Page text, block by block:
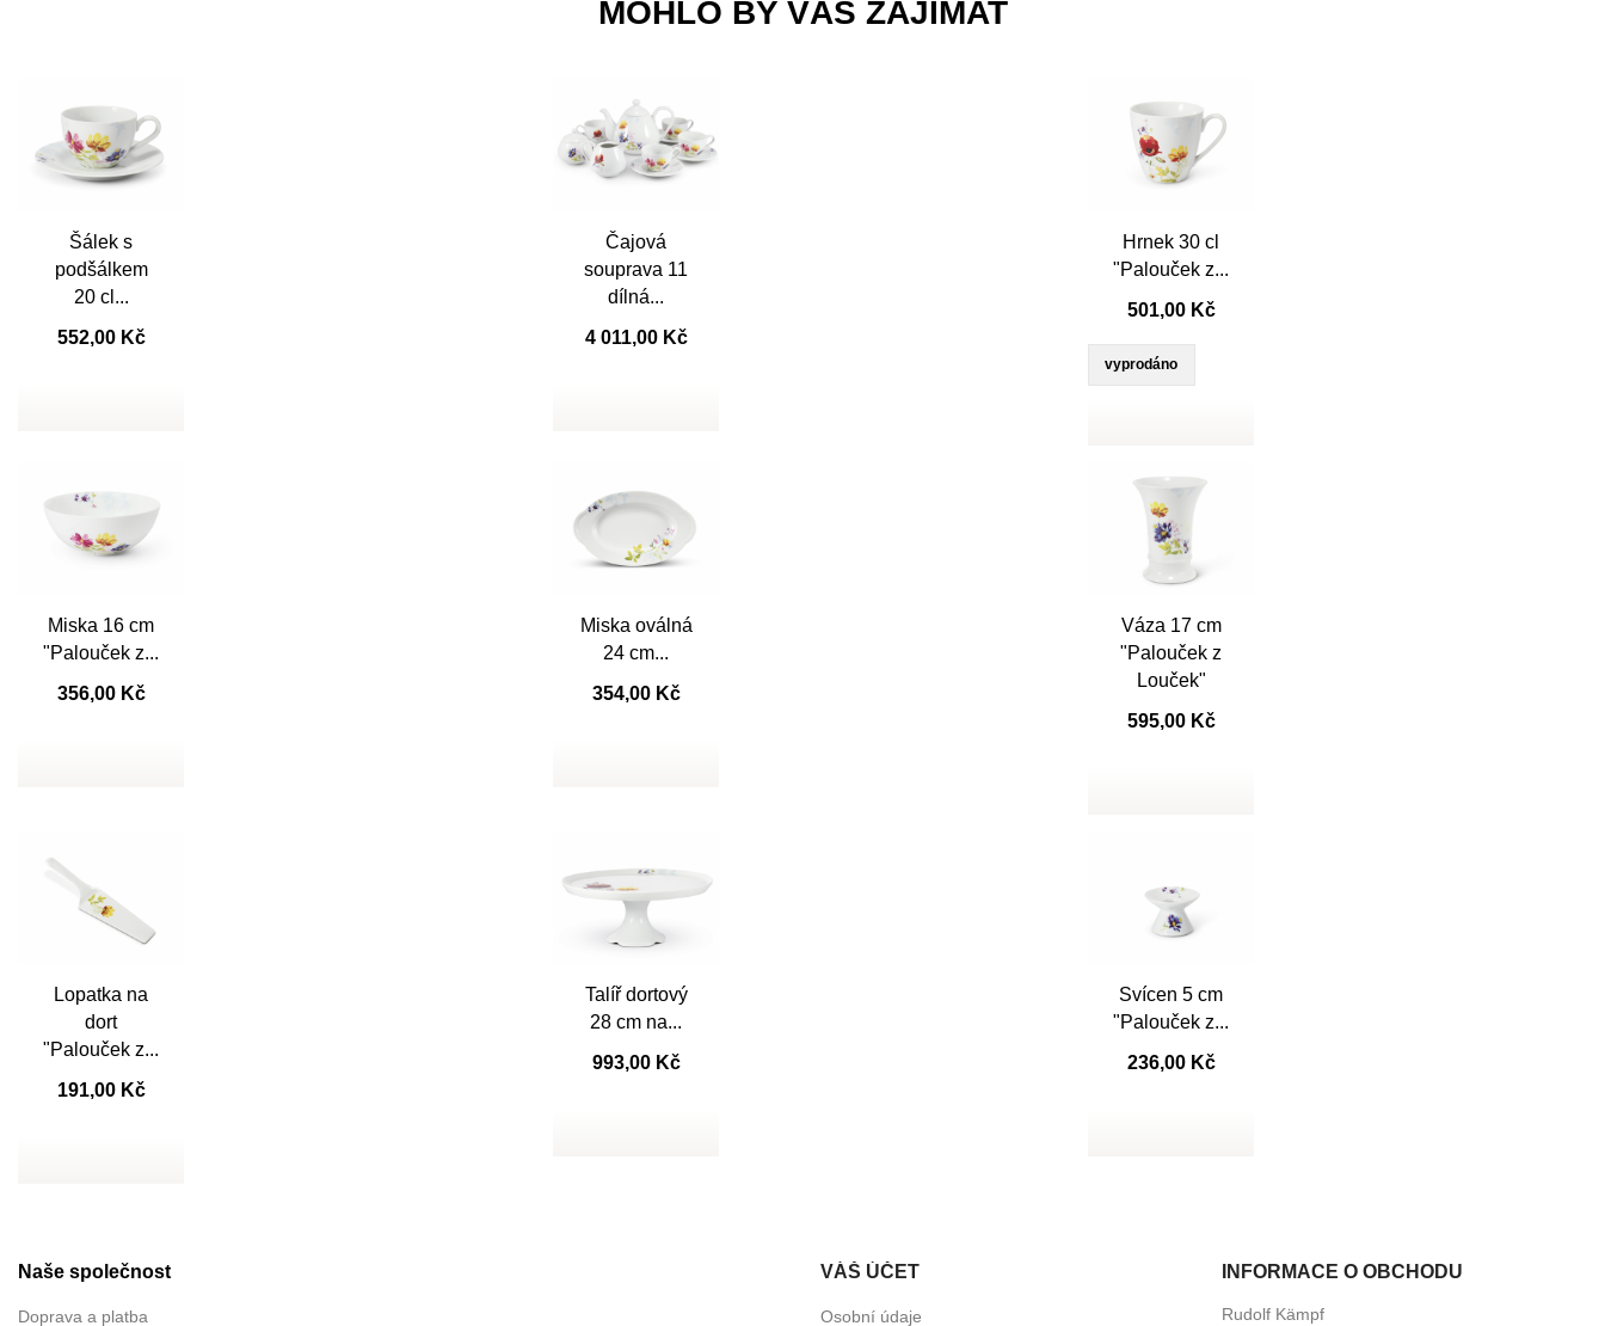
MOHLO BY VÁS ZAJÍMAT
Rychlý náhled
Šálek s
podšálkem
20 cl...
552,00 Kč
Rychlý náhled
Čajová
souprava 11
dílná...
4 011,00 Kč
Rychlý náhled
Hrnek 30 cl
"Palouček z...
501,00 Kč
vyprodáno
Rychlý náhled
Miska 16 cm
"Palouček z...
356,00 Kč
Rychlý náhled
Miska oválná
24 cm...
354,00 Kč
Rychlý náhled
Váza 17 cm
"Palouček z
Louček"
595,00 Kč
Rychlý náhled
Lopatka na
dort
"Palouček z...
191,00 Kč
Rychlý náhled
Talíř dortový
28 cm na...
993,00 Kč
Rychlý náhled
Svícen 5 cm
"Palouček z...
236,00 Kč
Naše společnost
Doprava a platba
VÁŠ ÚČET
Osobní údaje
INFORMACE O OBCHODU
Rudolf Kämpf